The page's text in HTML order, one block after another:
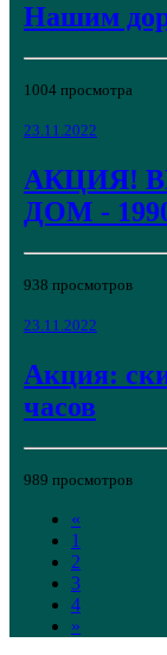
Нашим
1004 просмотра
23.11.2022
АКЦИЯ!
ДОМ -
938 просмотров
23.11.2022
Акция:
часов
989 просмотров
«
1
2
3
4
»